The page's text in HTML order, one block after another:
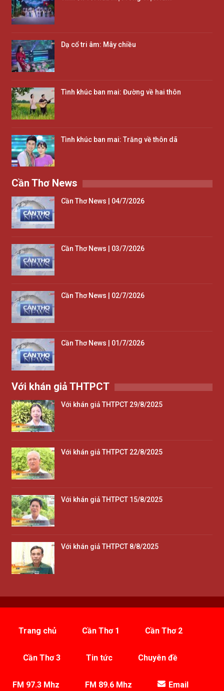
Dạ cổ tri âm: Mây chiều
Tình khúc ban mai: Đường về hai thôn
Tình khúc ban mai: Trăng về thôn dã
Cần Thơ News
Cần Thơ News | 04/7/2026
Cần Thơ News | 03/7/2026
Cần Thơ News | 02/7/2026
Cần Thơ News | 01/7/2026
Với khán giả THTPCT
Với khán giả THTPCT 29/8/2025
Với khán giả THTPCT 22/8/2025
Với khán giả THTPCT 15/8/2025
Với khán giả THTPCT 8/8/2025
Trang chủ Cần Thơ 1 Cần Thơ 2
Cần Thơ 3 Tin tức Chuyên đề
FM 97.3 Mhz FM 89.6 Mhz Email